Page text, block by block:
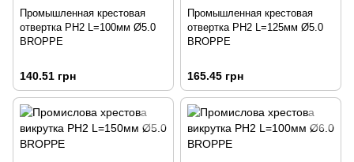
Промышленная крестовая
отвертка PH2 L=100мм Ø5.0
BROPPE
140.51 грн
Промышленная крестовая
отвертка PH2 L=125мм Ø5.0
BROPPE
165.45 грн